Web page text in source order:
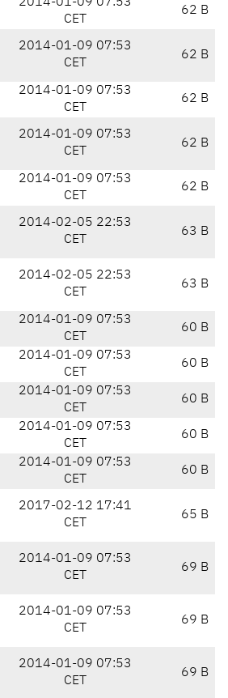
CET
62 B
2014-01-09 07:53
CET
62 B
2014-01-09 07:53
CET
62 B
2014-01-09 07:53
CET
62 B
2014-01-09 07:53
CET
62 B
2014-02-05 22:53
CET
63 B
2014-02-05 22:53
CET
63 B
2014-01-09 07:53
CET
60 B
2014-01-09 07:53
CET
60 B
2014-01-09 07:53
CET
60 B
2014-01-09 07:53
CET
60 B
2014-01-09 07:53
CET
60 B
2017-02-12 17:41
CET
65 B
2014-01-09 07:53
CET
69 B
2014-01-09 07:53
CET
69 B
2014-01-09 07:53
CET
69 B